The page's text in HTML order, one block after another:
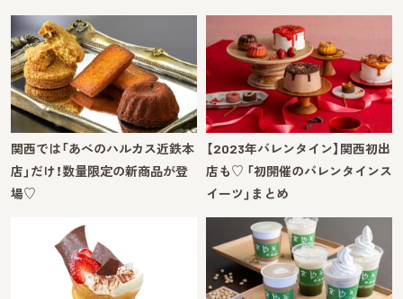
関西では「あべのハルカス近鉄本
店」だけ！数量限定の新商品が登
場♡
【2023年バレンタイン】関西初出
店も♡ 「初開催のバレンタインス
イーツ」まとめ